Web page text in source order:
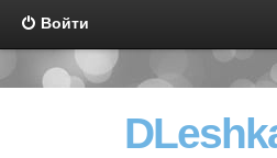
Войти